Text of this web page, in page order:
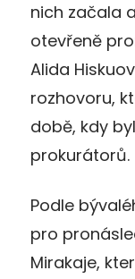
nich začala
otevřeně
Alida
rozhovoru,
době, kdy
prokurátorů.
Podle
pro
Mirakaje,